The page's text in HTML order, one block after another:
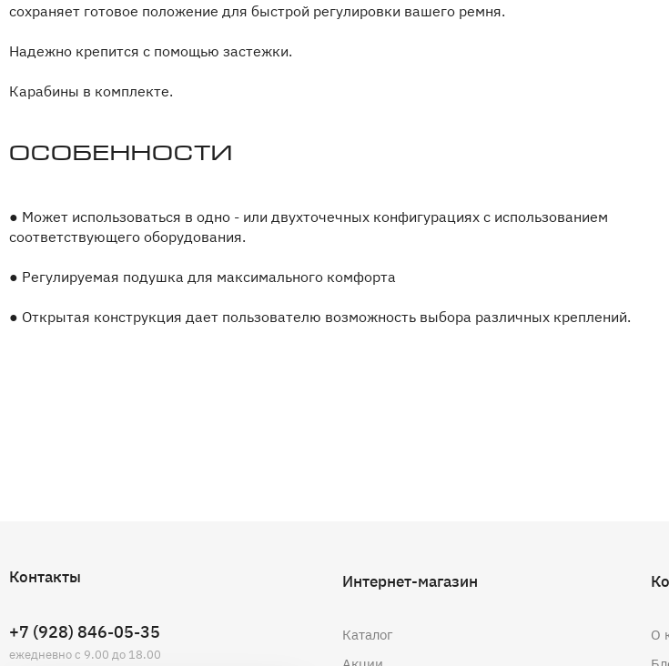
сохраняет готовое положение для быстрой регулировки вашего ремня.
Надежно крепится с помощью застежки.
Карабины в комплекте.
Особенности
● Может использоваться в одно - или двухточечных конфигурациях с использованием
соответствующего оборудования.
● Регулируемая подушка для максимального комфорта
● Открытая конструкция дает пользователю возможность выбора различных креплений.
Контакты
+7 (928) 846-05-35
ежедневно с 9.00 до 18.00
Интернет-магазин
Каталог
О